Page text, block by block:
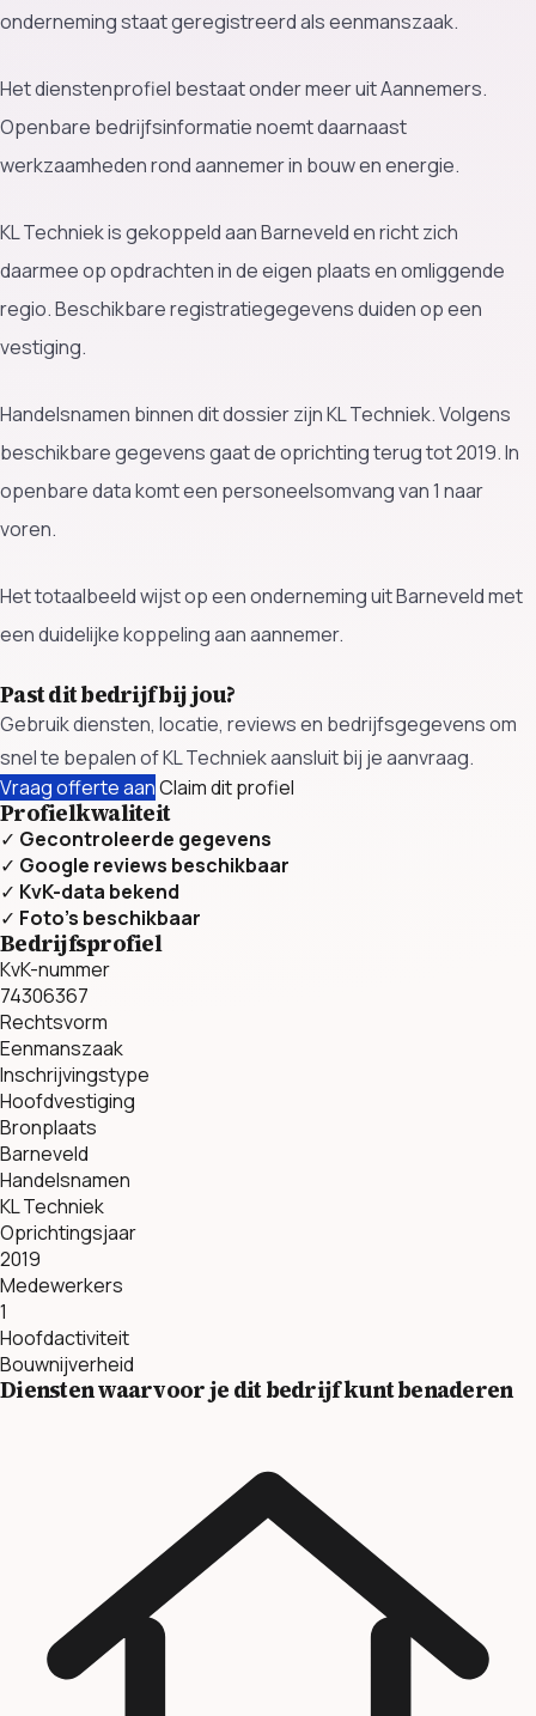
onderneming staat geregistreerd als eenmanszaak.
Het dienstenprofiel bestaat onder meer uit Aannemers.
Openbare bedrijfsinformatie noemt daarnaast
werkzaamheden rond aannemer in bouw en energie.
KL Techniek is gekoppeld aan Barneveld en richt zich
daarmee op opdrachten in de eigen plaats en omliggende
regio. Beschikbare registratiegegevens duiden op een
vestiging.
Handelsnamen binnen dit dossier zijn KL Techniek. Volgens
beschikbare gegevens gaat de oprichting terug tot 2019. In
openbare data komt een personeelsomvang van 1 naar
voren.
Het totaalbeeld wijst op een onderneming uit Barneveld met
een duidelijke koppeling aan aannemer.
Past dit bedrijf bij jou?
Gebruik diensten, locatie, reviews en bedrijfsgegevens om
snel te bepalen of KL Techniek aansluit bij je aanvraag.
Vraag offerte aanClaim dit profiel
Profielkwaliteit
✓ Gecontroleerde gegevens
✓ Google reviews beschikbaar
✓ KvK-data bekend
✓ Foto’s beschikbaar
Bedrijfsprofiel
KvK-nummer
74306367
Rechtsvorm
Eenmanszaak
Inschrijvingstype
Hoofdvestiging
Bronplaats
Barneveld
Handelsnamen
KL Techniek
Oprichtingsjaar
2019
Medewerkers
1
Hoofdactiviteit
Bouwnijverheid
Diensten waarvoor je dit bedrijf kunt benaderen